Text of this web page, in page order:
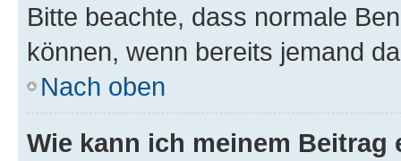
Bitte beachte, dass normale
können, wenn bereits jemand
Nach oben
Wie kann ich meinem